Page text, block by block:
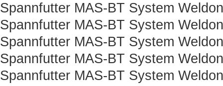
Spannfutter MAS-BT System
Spannfutter MAS-BT System
Spannfutter MAS-BT System
Spannfutter MAS-BT System
Spannfutter MAS-BT System